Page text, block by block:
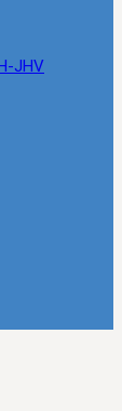
JHV